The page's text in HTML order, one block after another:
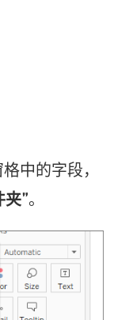
中的字段，
夹”。